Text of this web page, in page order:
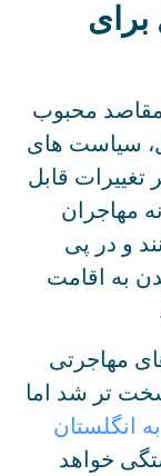
مقاصد محبوب
سیاست های
قابل
مهاجران
و در پی
به اقامت
مهاجرتی
تر شد اما
انگلستان
خواهد